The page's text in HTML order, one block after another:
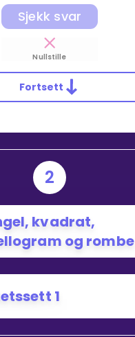
Sjekk svar
Nullstille
Fortsett
2
kvadrat,
og rombe
1